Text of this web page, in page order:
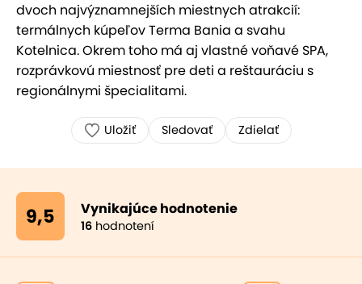
dvoch najvýznamnejších miestnych atrakcií:
termálnych kúpeľov Terma Bania a svahu
Kotelnica. Okrem toho má aj vlastné voňavé SPA,
rozprávkovú miestnosť pre deti a reštauráciu s
regionálnymi špecialitami.
Uložiť Sledovať Zdielať
9,5 Vynikajúce hodnotenie
16 hodnotení